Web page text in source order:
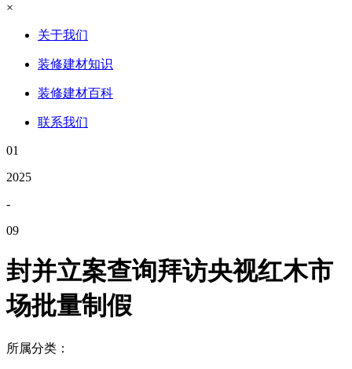
×
关于我们
装修建材知识
装修建材百科
联系我们
01
2025
-
09
封并立案查询拜访央视红木市
场批量制假
所属分类：